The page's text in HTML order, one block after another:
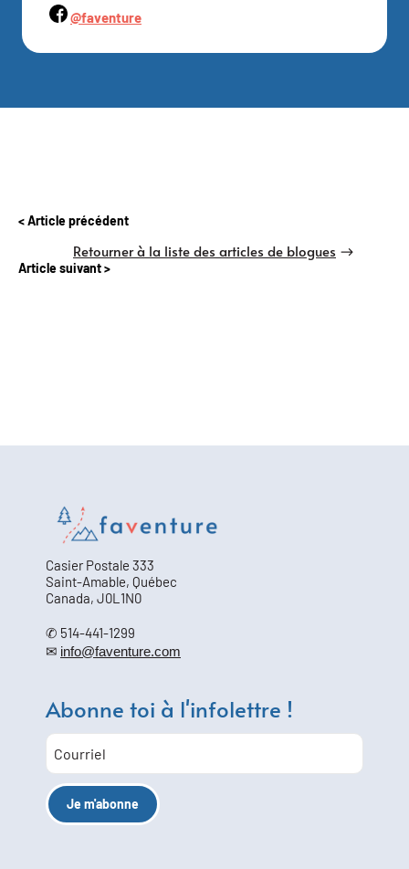
@faventure
Article précédent
Retourner à la liste des articles de blogues
Article suivant
Casier Postale 333
Saint-Amable, Québec
Canada, J0L1N0
✆ 514-441-1299
✉ info@faventure.com
Abonne toi à l'infolettre !